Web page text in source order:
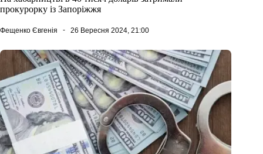
прокурорку із Запоріжжя
Фещенко Євгенія 26 Вересня 2024, 21:00